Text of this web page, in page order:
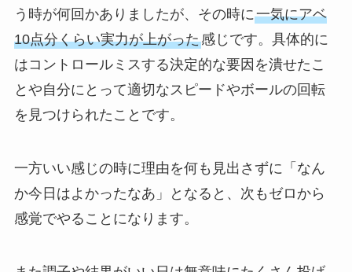
う時が何回かありましたが、その時に一気にアベ
10点分くらい実力が上がった感じです。具体的に
はコントロールミスする決定的な要因を潰せたこ
とや自分にとって適切なスピードやボールの回転
を見つけられたことです。
一方いい感じの時に理由を何も見出さずに「なん
か今日はよかったなあ」となると、次もゼロから
感覚でやることになります。